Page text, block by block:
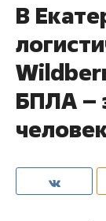
В
БПЛА –